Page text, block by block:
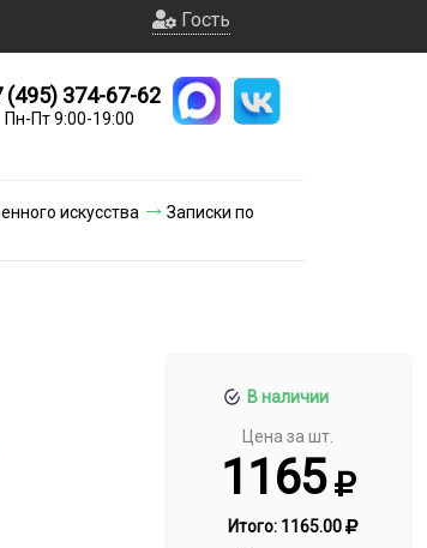
Гость
(495) 374-67-62
Пн-Пт 9:00-19:00
искусства
Записки по
В наличии
Цена за шт.
1165
Итого: 1165.00